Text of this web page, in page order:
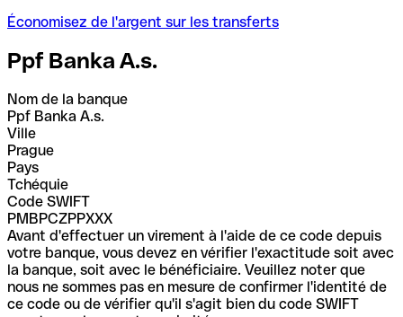
Économisez de l'argent sur les transferts
Ppf Banka A.s.
Nom de la banque
Ppf Banka A.s.
Ville
Prague
Pays
Tchéquie
Code SWIFT
PMBPCZPPXXX
Avant d'effectuer un virement à l'aide de ce code depuis
votre banque, vous devez en vérifier l'exactitude soit avec
la banque, soit avec le bénéficiaire. Veuillez noter que
nous ne sommes pas en mesure de confirmer l'identité de
ce code ou de vérifier qu'il s'agit bien du code SWIFT